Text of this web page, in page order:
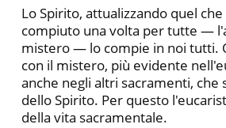
Lo Spirito, attualizzando quel
compiuto una volta per tutte —
mistero — lo compie in noi tutti.
con il mistero, più evidente
anche negli altri sacramenti, che
dello Spirito. Per questo
della vita sacramentale.